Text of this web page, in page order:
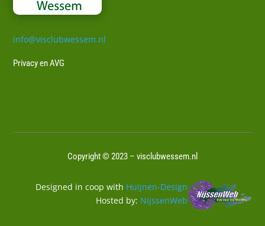
info@visclubwessem.nl
Privacy en AVG
Copyright © 2023 – visclubwessem.nl
Designed in coop with Huijnen-Design
Hosted by: NijssenWeb